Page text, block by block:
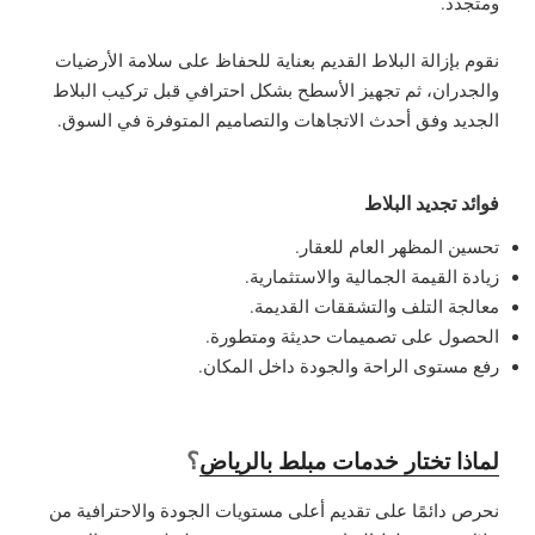
نقوم بإزالة البلاط القديم بعناية للحفاظ على سلامة الأرضيات
والجدران، ثم تجهيز الأسطح بشكل احترافي قبل تركيب البلاط
الجديد وفق أحدث الاتجاهات والتصاميم المتوفرة في السوق.
فوائد تجديد البلاط
تحسين المظهر العام للعقار.
زيادة القيمة الجمالية والاستثمارية.
معالجة التلف والتشققات القديمة.
الحصول على تصميمات حديثة ومتطورة.
رفع مستوى الراحة والجودة داخل المكان.
لماذا تختار خدمات مبلط بالرياض؟
نحرص دائمًا على تقديم أعلى مستويات الجودة والاحترافية من